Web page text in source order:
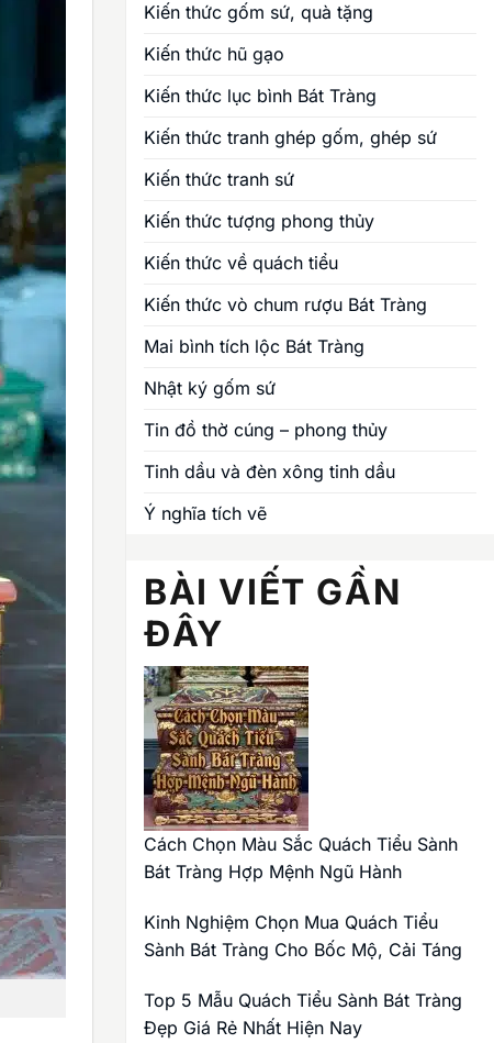
Kiến thức gốm sứ, quà tặng
Kiến thức hũ gạo
Kiến thức lục bình Bát Tràng
Kiến thức tranh ghép gốm, ghép sứ
Kiến thức tranh sứ
Kiến thức tượng phong thủy
Kiến thức về quách tiểu
Kiến thức vò chum rượu Bát Tràng
Mai bình tích lộc Bát Tràng
Nhật ký gốm sứ
Tin đồ thờ cúng – phong thủy
Tinh dầu và đèn xông tinh dầu
Ý nghĩa tích vẽ
BÀI VIẾT GẦN
ĐÂY
Cách Chọn Màu Sắc Quách Tiểu Sành
Bát Tràng Hợp Mệnh Ngũ Hành
Kinh Nghiệm Chọn Mua Quách Tiểu
Sành Bát Tràng Cho Bốc Mộ, Cải Táng
Top 5 Mẫu Quách Tiểu Sành Bát Tràng
Đẹp Giá Rẻ Nhất Hiện Nay